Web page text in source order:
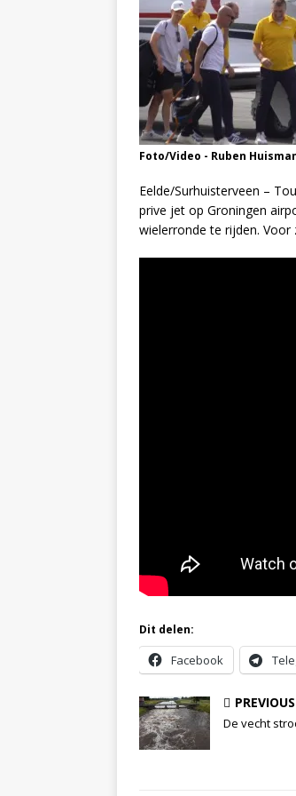
Foto/Video - Ruben
Eelde/Surhuisterveen –
prive jet op Groningen
wielerronde te rijden. Voor
Dit delen:
Facebook
PREVIOUS
De vecht